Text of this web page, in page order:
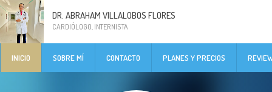
DR. ABRAHAM VILLALOBOS FLORES
CARDIÓLOGO, INTERNISTA
INICIO SOBRE MÍ CONTACTO PLANES Y PRECIOS